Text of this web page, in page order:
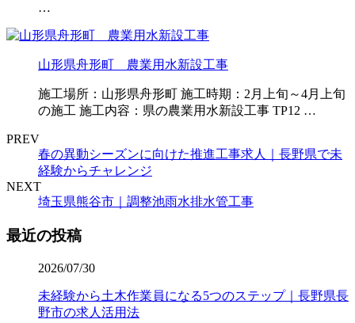
…
山形県舟形町 農業用水新設工事
施工場所：山形県舟形町 施工時期：2月上旬～4月上旬
の施工 施工内容：県の農業用水新設工事 TP12 …
PREV
春の異動シーズンに向けた推進工事求人｜長野県で未
経験からチャレンジ
NEXT
埼玉県熊谷市｜調整池雨水排水管工事
最近の投稿
2026/07/30
未経験から土木作業員になる5つのステップ｜長野県長
野市の求人活用法